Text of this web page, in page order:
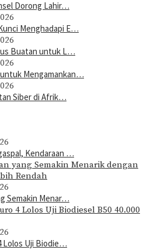
Dorong Lahir…
Menghadapi E…
Buatan untuk L…
untuk Mengamankan…
Siber di Afrik…
Kendaraan …
Semakin Menar…
Lolos Uji Biodie…